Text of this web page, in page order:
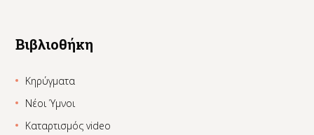
Βιβλιοθήκη
Κηρύγματα
Νέοι Ύμνοι
Καταρτισμός video